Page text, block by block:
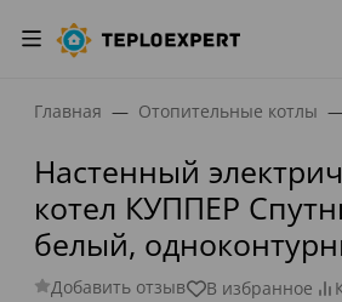
Главная Отопительные котлы
Настенный
котел КУППЕР
белый,
Добавить отзыв В избранное